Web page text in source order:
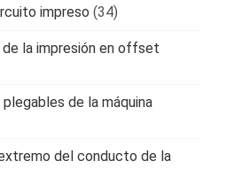
impreso (34)
de la impresión en offset
plegables de la máquina
del conducto de la